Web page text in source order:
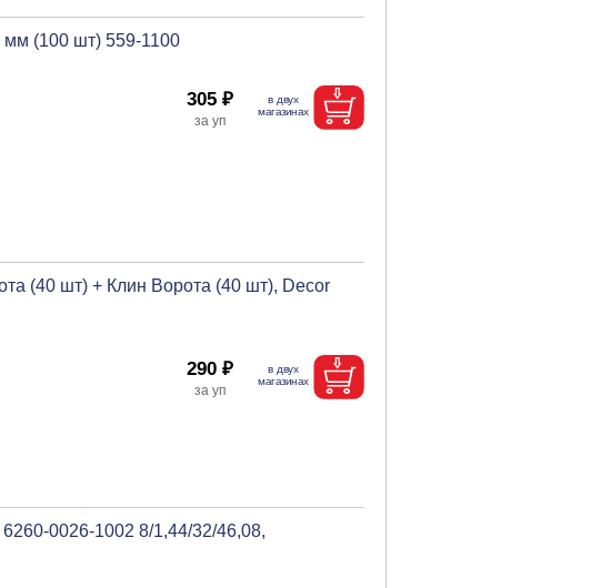
(100 шт) 559-1100
305 ₽
(40 шт) + Клин Ворота (40 шт), Decor
290 ₽
0026-1002 8/1,44/32/46,08,